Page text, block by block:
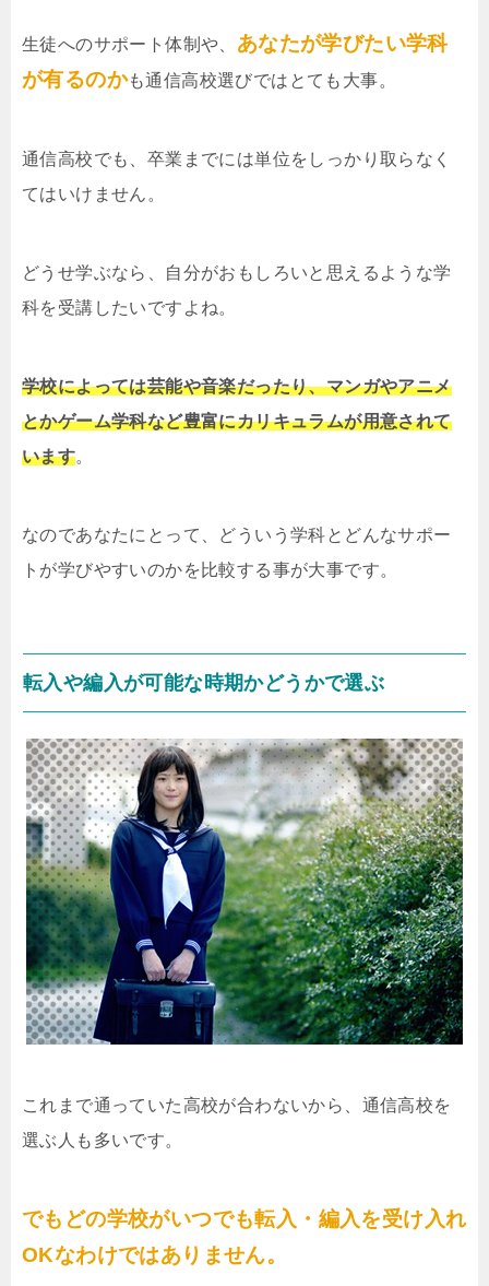
生徒へのサポート体制や、 あなたが学びたい学科
が有るのかも通信高校選びではとても大事。
通信高校でも、卒業までには単位をしっかり取らなく
てはいけません。
どうせ学ぶなら、自分がおもしろいと思えるような学
科を受講したいですよね。
学校によっては芸能や音楽だったり、マンガやアニメ
とかゲーム学科など豊富にカリキュラムが用意されて
います。
なのであなたにとって、どういう学科とどんなサポー
トが学びやすいのかを比較する事が大事です。
転入や編入が可能な時期かどうかで選ぶ
これまで通っていた高校が合わないから、通信高校を
選ぶ人も多いです。
でもどの学校がいつでも転入・編入を受け入れ
OKなわけではありません。